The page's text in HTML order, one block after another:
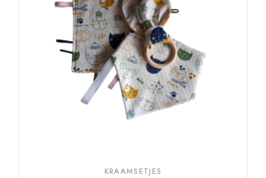
KRAAMSETJES